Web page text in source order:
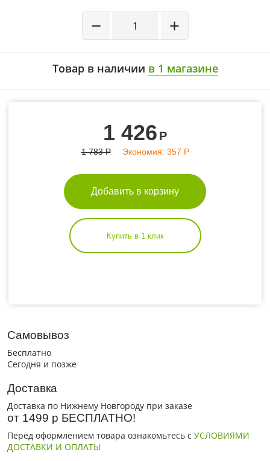
+
−
Товар в наличии в 1 магазине
1 426 Р
1 783 Р Экономия: 357 Р
Добавить в корзину
Купить в 1 клик
Самовывоз
Бесплатно
Сегодня и позже
Доставка
Доставка по Нижнему Новгороду при заказе
от 1499 р БЕСПЛАТНО!
Перед оформлением товара ознакомьтесь с УСЛОВИЯМИ
ДОСТАВКИ И ОПЛАТЫ